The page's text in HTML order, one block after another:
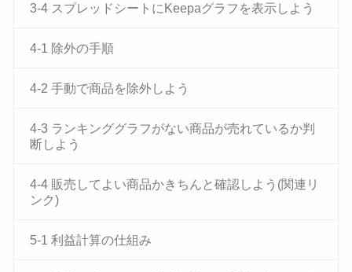
3-4 スプレッドシートにKeepaグラフを表示しよう
4-1 除外の手順
4-2 手動で商品を除外しよう
4-3 ランキンググラフがない商品が売れているか判
断しよう
4-4 販売してよい商品かきちんと確認しよう(関連リ
ンク)
5-1 利益計算の仕組み